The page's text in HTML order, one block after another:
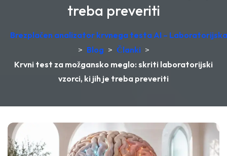
treba preveriti
Brezplačen analizator krvnega testa AI –
> Blog > Članki >
Krvni test za možgansko meglo: skriti laboratorijski
vzorci, ki jih je treba preveriti